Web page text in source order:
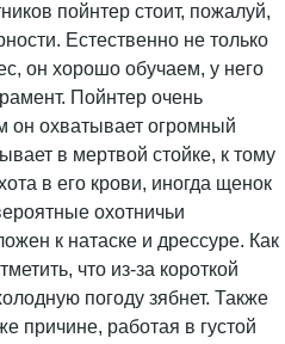
пойнтер стоит, пожалуй,
Естественно не только
он хорошо обучаем, у него
Пойнтер очень
он охватывает огромный
в мертвой стойке, к тому
в его крови, иногда щенок
охотничьи
к натаске и дрессуре. Как
что из-за короткой
погоду зябнет. Также
причине, работая в густой